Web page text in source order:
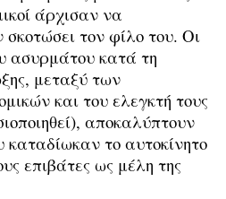
άρχισαν να
τον φίλο του. Οι
ασυρμάτου κατά τη
μεταξύ των
και του ελεγκτή τους
αποκαλύπτουν
καταδίωκαν το αυτοκίνητο
επιβάτες ως μέλη της